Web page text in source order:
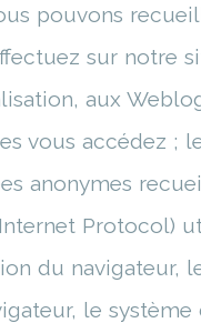
pouvons
sur notre
aux
vous accédez ;
anonymes
Protocol)
du navigateur,
le système